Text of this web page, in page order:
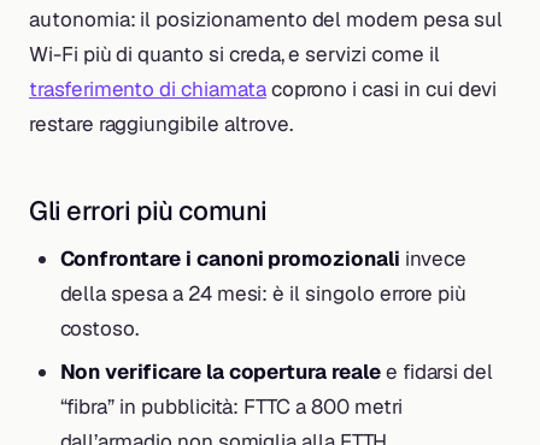
autonomia: il posizionamento del modem pesa sul
Wi-Fi più di quanto si creda, e servizi come il
trasferimento di chiamatacoprono i casi in cui devi
restare raggiungibile altrove.
Gli errori più comuni
Confrontare i canoni promozionali invece
della spesa a 24 mesi: è il singolo errore più
costoso.
Non verificare la copertura realee fidarsi del
“fibra” in pubblicità: FTTC a 800 metri